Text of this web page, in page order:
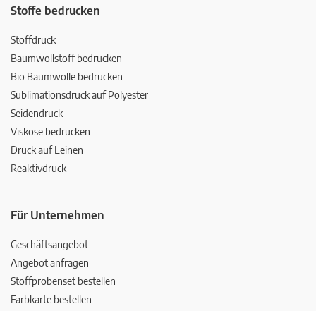
Stoffe bedrucken
Stoffdruck
Baumwollstoff bedrucken
Bio Baumwolle bedrucken
Sublimationsdruck auf Polyester
Seidendruck
Viskose bedrucken
Druck auf Leinen
Reaktivdruck
Für Unternehmen
Geschäftsangebot
Angebot anfragen
Stoffprobenset bestellen
Farbkarte bestellen